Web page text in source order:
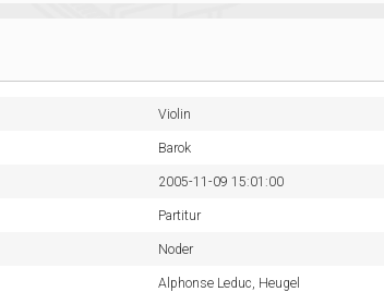
Violin
Barok
2005-11-09 15:01:00
Partitur
Noder
Alphonse Leduc, Heugel